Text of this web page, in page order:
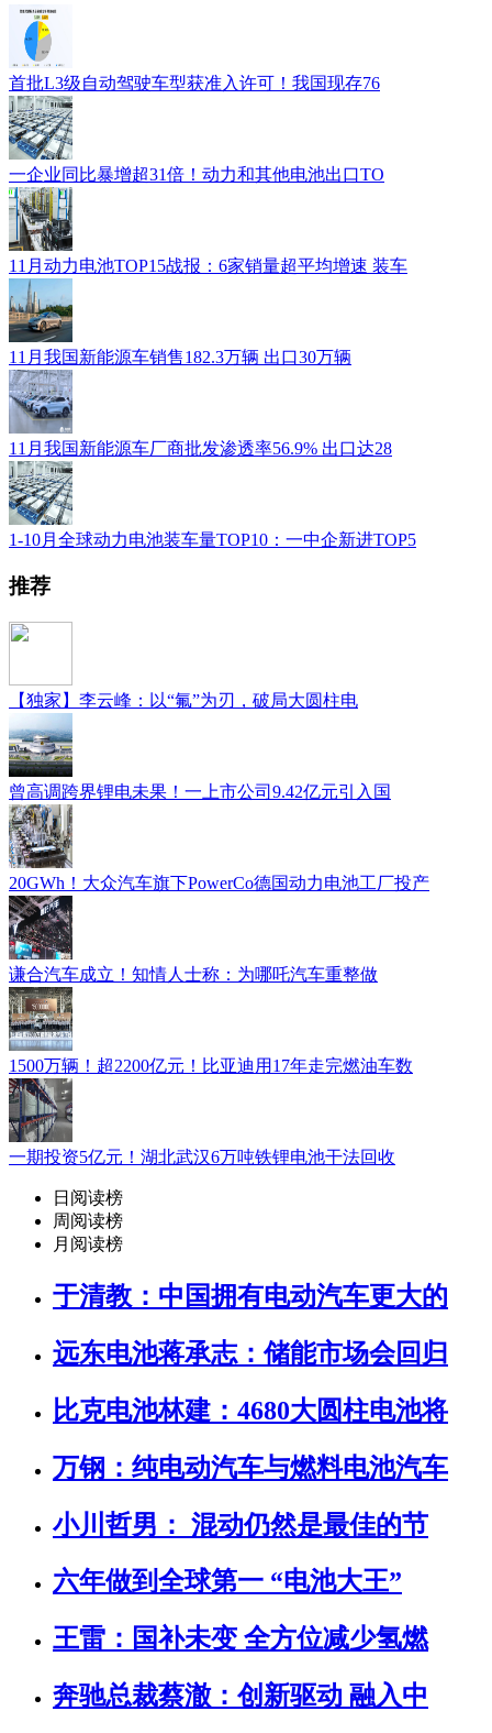
首批L3级自动驾驶车型获准入许可！我国现存76
一企业同比暴增超31倍！动力和其他电池出口TO
11月动力电池TOP15战报：6家销量超平均增速 装车
11月我国新能源车销售182.3万辆 出口30万辆
11月我国新能源车厂商批发渗透率56.9% 出口达28
1-10月全球动力电池装车量TOP10：一中企新进TOP5
推荐
【独家】李云峰：以“氟”为刃，破局大圆柱电
曾高调跨界锂电未果！一上市公司9.42亿元引入国
20GWh！大众汽车旗下PowerCo德国动力电池工厂投产
谦合汽车成立！知情人士称：为哪吒汽车重整做
1500万辆！超2200亿元！比亚迪用17年走完燃油车数
一期投资5亿元！湖北武汉6万吨铁锂电池干法回收
日阅读榜
周阅读榜
月阅读榜
于清教：中国拥有电动汽车更大的
远东电池蒋承志：储能市场会回归
比克电池林建：4680大圆柱电池将
万钢：纯电动汽车与燃料电池汽车
小川哲男： 混动仍然是最佳的节
六年做到全球第一 “电池大王”
王雷：国补未变 全方位减少氢燃
奔驰总裁蔡澈：创新驱动 融入中